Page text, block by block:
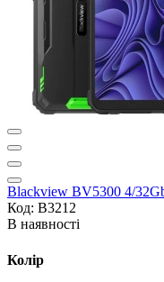
Blackview BV5300 4/
Код: B3212
В наявності
Колір